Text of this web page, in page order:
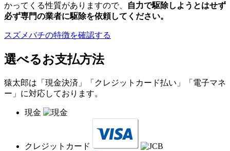
かってくる性質がありますので、
自力で駆除しようとはせず
必ず専門の業者に駆除を依頼してください。
スズメバチの特徴を確認する
選べるお支払方法
猿太郎は「現金決済」「クレジットカード払い」「電子マネ
ー」に対応しております。
現金
クレジットカード